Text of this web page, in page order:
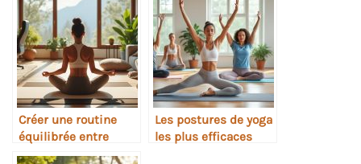
Créer une routine
équilibrée entre
yoga, travail et repos
Les postures de yoga
les plus efficaces